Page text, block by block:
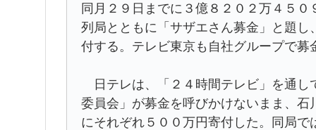
同月２９日までに３億８２０２万４５
列局とともに「サザエさん募金」と題
付する。テレビ東京も自社グループで募
日テレは、「２４時間テレビ」を通し
委員会」が募金を呼びかけないまま、
にそれぞれ５００万円寄付した。同局